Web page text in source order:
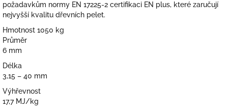
požadavkům normy EN 17225-2 certifikaci EN plus, které zaručují
nejvyšší kvalitu dřevních pelet.
Hmotnost 1050 kg
Průměr
6 mm
Délka
3,15 – 40 mm
Výhřevnost
17,7 MJ/kg